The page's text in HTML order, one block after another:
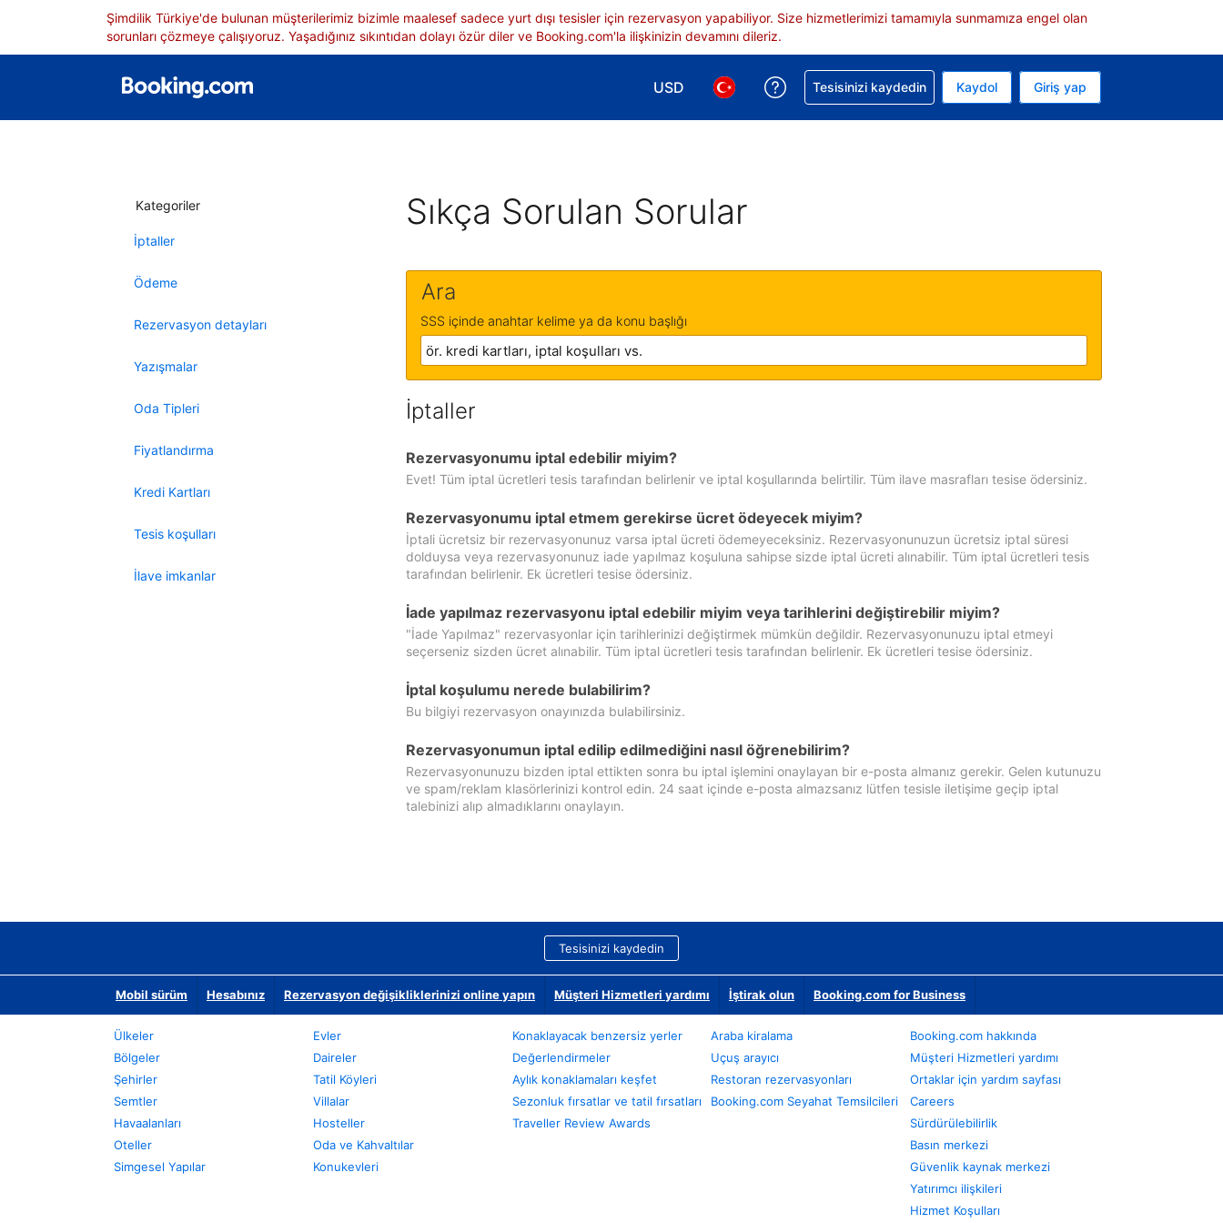
Şimdilik Türkiye'de bulunan müşterilerimiz bizimle maalesef sadece yurt dışı tesisler için rezervasyon yapabiliyor. Size hizmetlerimizi tamamıyla sunmamıza engel olan
sorunları çözmeye çalışıyoruz. Yaşadığınız sıkıntıdan dolayı özür diler ve Booking.com'la ilişkinizin devamını dileriz.
USD
Para birimi seçimi yap. Mevcut para biriminiz ABD doları
Dil seçimi yap. Mevcut diliniz Türkçe
Rezervasyonunuzla ilgili yardım alın
Tesisinizi kaydedin Kaydol Giriş yap
Kategoriler
İptaller
Ödeme
Rezervasyon detayları
Yazışmalar
Oda Tipleri
Fiyatlandırma
Kredi Kartları
Tesis koşulları
İlave imkanlar
Sıkça Sorulan Sorular
Ara
SSS içinde anahtar kelime ya da konu başlığı
İptaller
Rezervasyonumu iptal edebilir miyim?
Evet! Tüm iptal ücretleri tesis tarafından belirlenir ve iptal koşullarında belirtilir. Tüm ilave masrafları tesise ödersiniz.
Rezervasyonumu iptal etmem gerekirse ücret ödeyecek miyim?
İptali ücretsiz bir rezervasyonunuz varsa iptal ücreti ödemeyeceksiniz. Rezervasyonunuzun ücretsiz iptal süresi
dolduysa veya rezervasyonunuz iade yapılmaz koşuluna sahipse sizde iptal ücreti alınabilir. Tüm iptal ücretleri tesis
tarafından belirlenir. Ek ücretleri tesise ödersiniz.
İade yapılmaz rezervasyonu iptal edebilir miyim veya tarihlerini değiştirebilir miyim?
"İade Yapılmaz" rezervasyonlar için tarihlerinizi değiştirmek mümkün değildir. Rezervasyonunuzu iptal etmeyi
seçerseniz sizden ücret alınabilir. Tüm iptal ücretleri tesis tarafından belirlenir. Ek ücretleri tesise ödersiniz.
İptal koşulumu nerede bulabilirim?
Bu bilgiyi rezervasyon onayınızda bulabilirsiniz.
Rezervasyonumun iptal edilip edilmediğini nasıl öğrenebilirim?
Rezervasyonunuzu bizden iptal ettikten sonra bu iptal işlemini onaylayan bir e-posta almanız gerekir. Gelen kutunuzu
ve spam/reklam klasörlerinizi kontrol edin. 24 saat içinde e-posta almazsanız lütfen tesisle iletişime geçip iptal
talebinizi alıp almadıklarını onaylayın.
Tesisinizi kaydedin
Mobil sürüm Hesabınız Rezervasyon değişikliklerinizi online yapın Müşteri Hizmetleri yardımı İştirak olun Booking.com for Business
Ülkeler
Bölgeler
Şehirler
Semtler
Havaalanları
Oteller
Simgesel Yapılar
Evler
Daireler
Tatil Köyleri
Villalar
Hosteller
Oda ve Kahvaltılar
Konukevleri
Konaklayacak benzersiz yerler
Değerlendirmeler
Aylık konaklamaları keşfet
Sezonluk fırsatlar ve tatil fırsatları
Traveller Review Awards
Araba kiralama
Uçuş arayıcı
Restoran rezervasyonları
Booking.com Seyahat Temsilcileri
Booking.com hakkında
Müşteri Hizmetleri yardımı
Ortaklar için yardım sayfası
Careers
Sürdürülebilirlik
Basın merkezi
Güvenlik kaynak merkezi
Yatırımcı ilişkileri
Hizmet Koşulları